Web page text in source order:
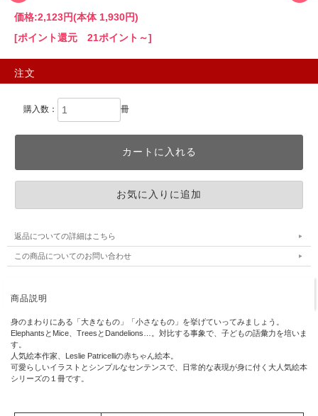
価格:2,123円(本体 1,930円)
[ポイント還元 21ポイント～]
注文
購入数： 冊
返品についての詳細はこちら
この商品についてのお問い合わせ
商品説明
身のまわりにある「大きなもの」「小さなもの」を挙げていってみましょう。
ElephantsとMice、TreesとDandelions…。対比する事象で、子どもの語彙力を培いま
す。
人気絵本作家、Leslie Patricelliの赤ちゃん絵本。
可愛らしいイラストとシンプルなセンテンスで、日常的な表現が身に付く大人気絵本
シリーズの１冊です。